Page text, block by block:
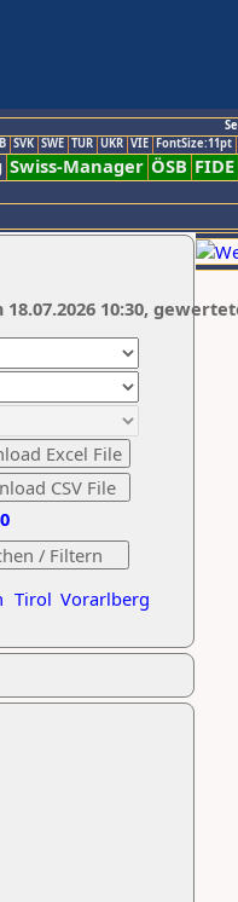
SVK SWE TUR UKR VIE FontSize:11pt
Swiss-Manager ÖSB FIDE
Tirol Vorarlberg
10:30,